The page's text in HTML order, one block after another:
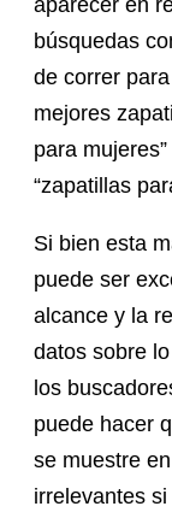
búsquedas
de correr para
mejores
para
“zapatillas
Si bien esta
puede ser
alcance y la
datos sobre
los
puede hacer
se muestre
irrelevantes